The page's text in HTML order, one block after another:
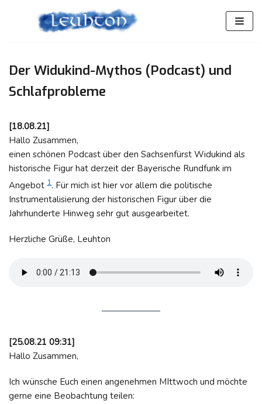
Der Widukind-Mythos (Podcast) und
Schlafprobleme
[18.08.21]
Hallo Zusammen,
einen schönen Podcast über den Sachsenfürst Widukind als
historische Figur hat derzeit der Bayerische Rundfunk im
Angebot 1. Für mich ist hier vor allem die politische
Instrumentalisierung der historischen Figur über die
Jahrhunderte Hinweg sehr gut ausgearbeitet.
Herzliche Grüße, Leuhton
[25.08.21 09:31]
Hallo Zusammen,
Ich wünsche Euch einen angenehmen MIttwoch und möchte
gerne eine Beobachtung teilen: